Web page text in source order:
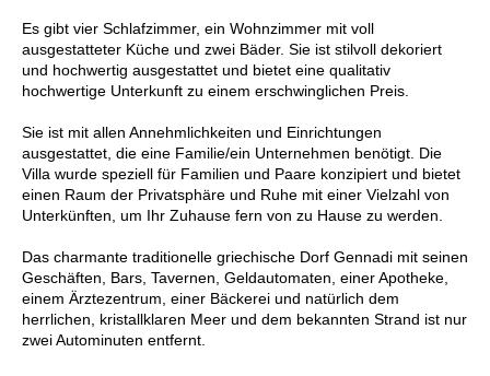
Es gibt vier Schlafzimmer, ein Wohnzimmer mit voll
ausgestatteter Küche und zwei Bäder. Sie ist stilvoll dekoriert
und hochwertig ausgestattet und bietet eine qualitativ
hochwertige Unterkunft zu einem erschwinglichen Preis.
Sie ist mit allen Annehmlichkeiten und Einrichtungen
ausgestattet, die eine Familie/ein Unternehmen benötigt. Die
Villa wurde speziell für Familien und Paare konzipiert und bietet
einen Raum der Privatsphäre und Ruhe mit einer Vielzahl von
Unterkünften, um Ihr Zuhause fern von zu Hause zu werden.
Das charmante traditionelle griechische Dorf Gennadi mit seinen
Geschäften, Bars, Tavernen, Geldautomaten, einer Apotheke,
einem Ärztezentrum, einer Bäckerei und natürlich dem
herrlichen, kristallklaren Meer und dem bekannten Strand ist nur
zwei Autominuten entfernt.